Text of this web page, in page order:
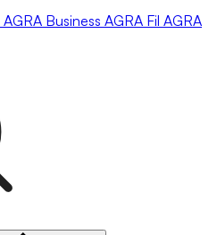
AGRA Business AGRA Fil AGRA